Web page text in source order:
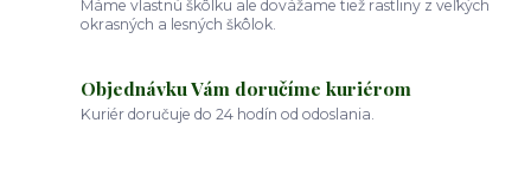
Máme vlastnú škôlku ale dovážame tiež rastliny z veľkých
okrasných a lesných škôlok.
Objednávku Vám doručíme kuriérom
Kuriér doručuje do 24 hodín od odoslania.